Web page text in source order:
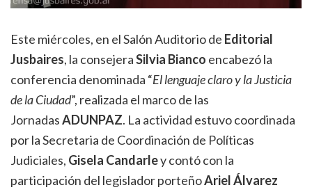
Este miércoles, en el Salón Auditorio de Editorial
Jusbaires, la consejeraSilvia Bianco encabezó la
conferencia denominada “El lenguaje claro y la Justicia
de la Ciudad”, realizada el marco de las
JornadasADUNPAZ. La actividad estuvo coordinada
por la Secretaria de Coordinación de Políticas
Judiciales, Gisela Candarley contó con la
participación del legislador porteñoAriel Álvarez